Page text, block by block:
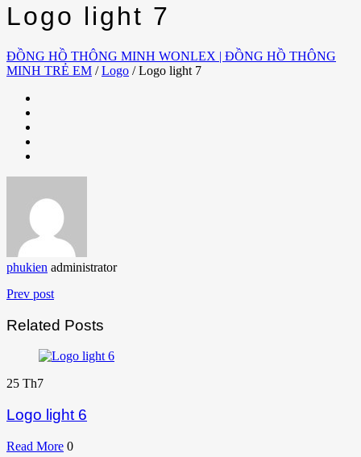
Logo light 7
ĐỒNG HỒ THÔNG MINH WONLEX | ĐỒNG HỒ THÔNG
MINH TRẺ EM / Logo / Logo light 7
phukien administrator
Prev post
Related Posts
25 Th7
Logo light 6
Read More 0